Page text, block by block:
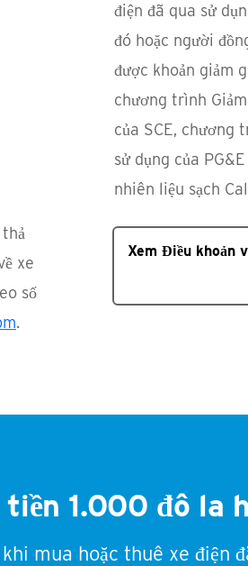
xe
số
.
điện đã qua sử
đó hoặc người
được khoản giảm
chương trình
của SCE, chương
sử dụng của
nhiên liệu sạch
Xem Điều khoản
1.000 đô la
mua hoặc thuê xe điện